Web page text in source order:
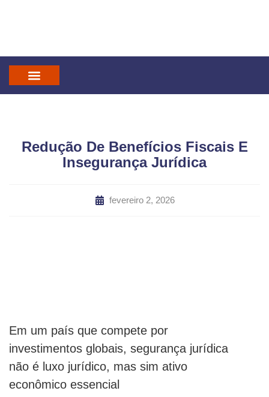
Redução De Benefícios Fiscais E
Insegurança Jurídica
fevereiro 2, 2026
Em um país que compete por
investimentos globais, segurança jurídica
não é luxo jurídico, mas sim ativo
econômico essencial